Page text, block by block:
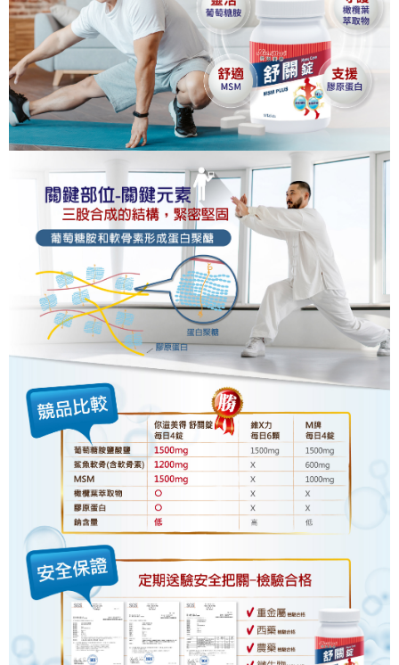
任。
４．使用「AFTEE先享後付」時，將依據個別帳號之用戶狀況，依本公司即
時審查核予不同之上限額度；若仍有額度不足之情形，本公司將視審查結果
請求用戶進行身份認證。
５．嚴禁一人註冊多個帳號或使用他人資訊註冊。若發現惡意使用之情形，
恩沛科技股份有限公司將有權停止該用戶之使用額度並採取法律行動。
每筆NT$60，滿NT$699(含以上)免運費
每筆NT$120，滿NT$1,000(含以上)免運費
宅配-離島
每筆NT$120，滿NT$1,000(含以上)免運費